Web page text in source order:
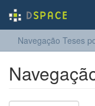
Navegação Teses